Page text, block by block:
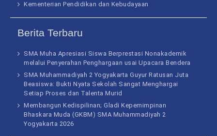
Kementerian Pendidikan dan Kebudayaan
Berita Terbaru
SMA Muha Apresiasi Siswa Berprestasi Nonakademik
melalui Penyerahan Penghargaan usai Upacara Bendera
SMA Muhammadiyah 2 Yogyakarta Guyur Ratusan Juta
Beasiswa: Bukti Nyata Sekolah Sangat Menghargai
Setiap Proses dan Talenta Murid
Membangun Kedispilinan; Gladi Kepemimpinan
Bhaskara Muda (GKBM) SMA Muhammadiyah 2
Yogyakarta 2026